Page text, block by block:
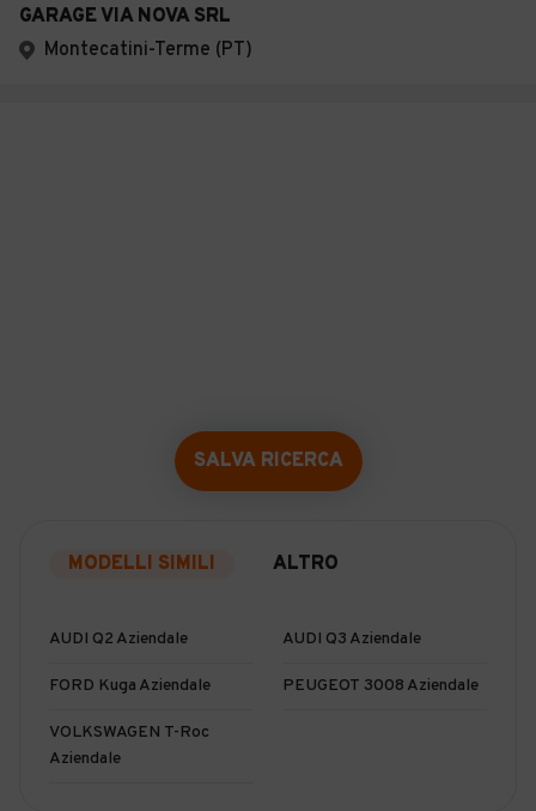
GARAGE VIA NOVA SRL
Montecatini-Terme (PT)
SALVA RICERCA
MODELLI SIMILI ALTRO
AUDI Q2 Aziendale AUDI Q3 Aziendale
FORD Kuga Aziendale PEUGEOT 3008 Aziendale
VOLKSWAGEN T-Roc
Aziendale